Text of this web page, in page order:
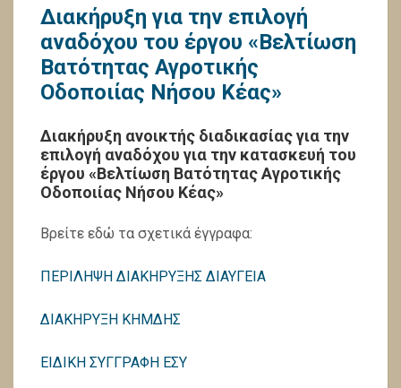
Διακήρυξη για την επιλογή
αναδόχου του έργου «Βελτίωση
Βατότητας Αγροτικής
Οδοποιίας Νήσου Κέας»
Διακήρυξη ανοικτής διαδικασίας για την
επιλογή αναδόχου για την κατασκευή του
έργου «Βελτίωση Βατότητας Αγροτικής
Οδοποιίας Νήσου Κέας»
Βρείτε εδώ τα σχετικά έγγραφα:
ΠΕΡΙΛΗΨΗ ΔΙΑΚΗΡΥΞΗΣ ΔΙΑΥΓΕΙΑ
ΔΙΑΚΗΡΥΞΗ ΚΗΜΔΗΣ
ΕΙΔΙΚΗ ΣΥΓΓΡΑΦΗ ΕΣΥ